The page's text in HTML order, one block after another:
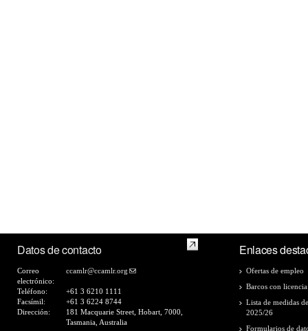
Datos de contacto
Correo
electrónico:
ccamlr@ccamlr.org
Teléfono:
+61 3 6210 1111
Facsímil:
+61 3 6224 8744
Dirección:
181 Macquarie Street, Hobart, 7000,
Tasmania, Australia
Enlaces
Ofertas de empleo
Barcos con
Lista de medidas
2025/26
Formularios de